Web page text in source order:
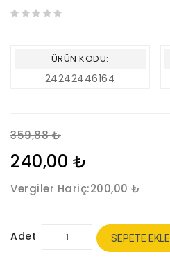
ÜRÜN KODU:
24242446164
359,88 ₺
240,00 ₺
Vergiler Hariç:200,00 ₺
Adet SEPETE EKLE